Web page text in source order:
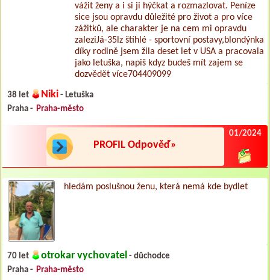
vážit ženy a i si ji hýčkat a rozmazlovat. Peníze
sice jsou opravdu důležité pro život a pro více
zážitků, ale charakter je na cem mi opravdu
zaleziJá-35lz štíhlé - sportovní postavy,blondýnka
díky rodině jsem žila deset let v USA a pracovala
jako letuška, napiš kdyz budeš mít zajem se
dozvědět více704409099
38 let Niki - Letuška
Praha - Praha-město
PROFIL Odpověď»
01/2024
hledám poslušnou ženu, která nemá kde bydlet
70 let otrokar vychovatel - důchodce
Praha - Praha-město